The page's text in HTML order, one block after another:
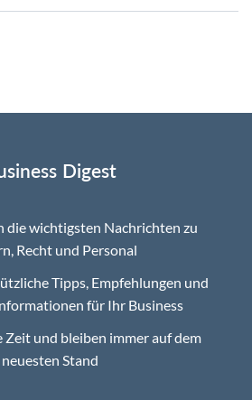
Digest
die wichtigsten Nachrichten zu
Recht und Personal
Tipps, Empfehlungen und
für Ihr Business
Zeit und bleiben immer auf dem
neuesten Stand